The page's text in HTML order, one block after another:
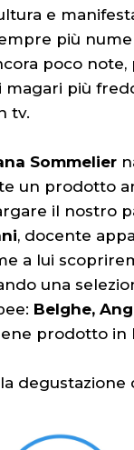
e
più
poco
magari più
tv.
Sommelier
un prodotto
il nostro
, docente
a lui
una
Belghe,
prodotto in
degustazione